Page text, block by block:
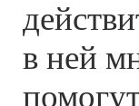
в ней